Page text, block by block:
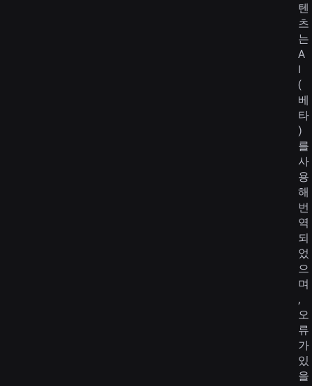
텐
츠
는
A
I
(
베
타
)
를
사
용
해
번
역
되
었
으
며
,
오
류
가
있
을